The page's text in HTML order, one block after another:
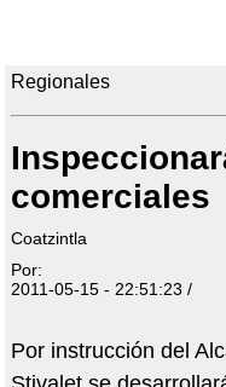
Regionales
comerciales
Coatzintla
Por:
2011-05-15 - 22:51:23 /
Por instrucción del